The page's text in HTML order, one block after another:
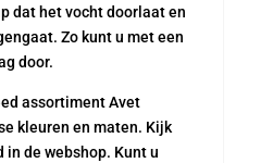
dat het vocht doorlaat en
Zo kunt u met een
door.
assortiment Avet
kleuren en maten. Kijk
in de webshop. Kunt u